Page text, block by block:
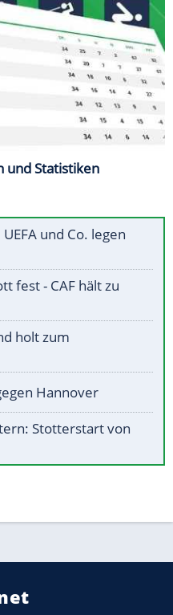
und Statistiken
und Co. legen
fest - CAF hält zu
holt zum
Hannover
Stotterstart von